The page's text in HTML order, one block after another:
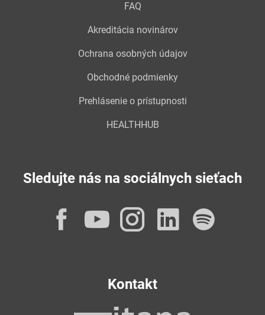
FAQ
Akreditácia novinárov
Ochrana osobných údajov
Obchodné podmienky
Prehlásenie o prístupnosti
HEALTHHUB
Sledujte nás na sociálnych sieťach
Facebook
YouTube
Instagram
Kontakt